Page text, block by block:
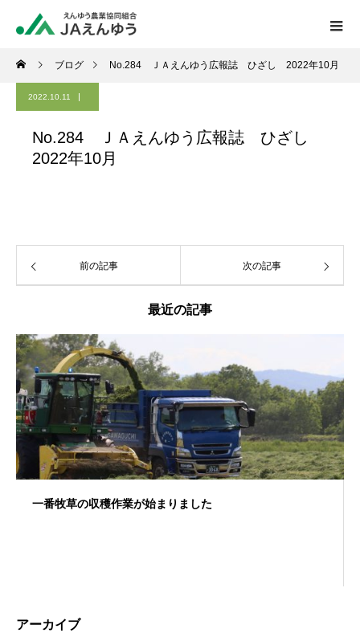
ブログ No.284 ＪＡえんゆう広報誌 ひざし 2022年10月
2022.10.11
No.284 ＪＡえんゆう広報誌 ひざし
2022年10月
前の記事 次の記事
最近の記事
一番牧草の収穫作業が始まりました
アーカイブ